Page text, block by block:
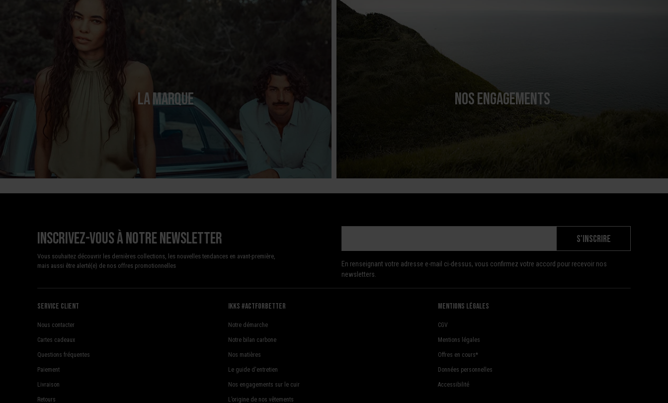
LA MARQUE NOS ENGAGEMENTS
Inscrivez-vous à notre newsletter
Vous souhaitez découvrir les dernières collections, les nouvelles tendances en avant-première,
mais aussi être alerté(e) de nos offres promotionnelles
S'INSCRIRE
En renseignant votre adresse e-mail ci-dessus, vous confirmez votre accord pour recevoir nos
newsletters.
Service client
Nous contacter
Cartes cadeaux
Questions fréquentes
Paiement
Livraison
Retours
Ikks #actforbetter
Notre démarche
Notre bilan carbone
Nos matières
Le guide d'entretien
Nos engagements sur le cuir
L’origine de nos vêtements
mentions légales
CGV
Mentions légales
Offres en cours*
Données personnelles
Accessibilité